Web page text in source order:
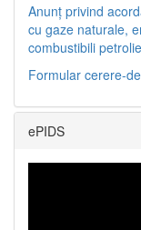
Anunț privind
cu gaze naturale,
combustibili
Formular cerere-
ePIDS